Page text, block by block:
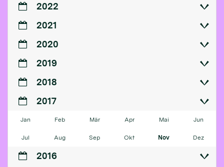
2022
2021
2020
2019
2018
2017
Jan Feb Mär Apr Mai Jun
Jul Aug Sep Okt Nov Dez
2016